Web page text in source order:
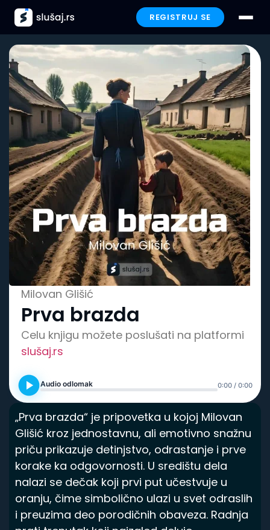
REGISTRUJ SE
Prijavi se
Paketi
Preporučeno
Funkcionalnosti
Iskustva
Poklon
FAQ
Spisak knjiga
Milovan Glišić
Prva brazda
Celu knjigu možete poslušati na platformi
slušaj.rs
Audio odlomak 0:00 / 0:00
„Prva brazda“ je pripovetka u kojoj Milovan
Glišić kroz jednostavnu, ali emotivno snažnu
priču prikazuje detinjstvo, odrastanje i prve
korake ka odgovornosti. U središtu dela
nalazi se dečak koji prvi put učestvuje u
oranju, čime simbolično ulazi u svet odraslih
i preuzima deo porodičnih obaveza. Radnja